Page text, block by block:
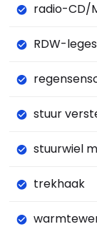
radio-CD/
RDW-leges
stuur
stuurwiel
trekhaak